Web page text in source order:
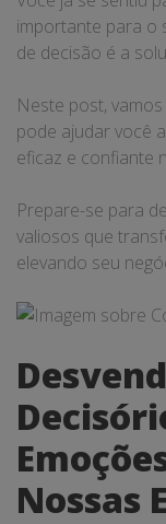
importante para o
de decisão é a
Neste post,
pode ajudar você
eficaz e confiante
Prepare-se para
valiosos que
elevando seu
Nossas